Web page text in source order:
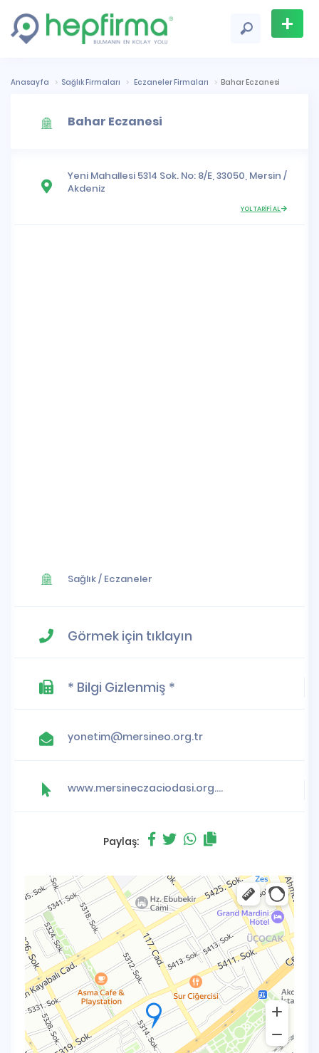
+
Ekle
Anasayfa Sağlık Firmaları Eczaneler Firmaları Bahar Eczanesi
Bahar Eczanesi
Yeni Mahallesi 5314 Sok. No: 8/E, 33050, Mersin /
Akdeniz
YOL TARİFİ AL
Sağlık/ Eczaneler
Görmek için tıklayın
* Bilgi Gizlenmiş *
yonetim@mersineo.org.tr
www.mersineczaciodasi.org.tr
Paylaş: